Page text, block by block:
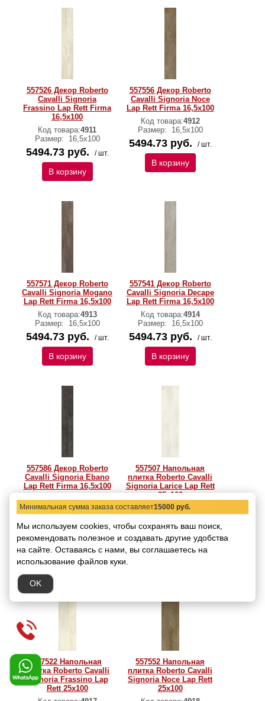
557526 Декор Roberto
Cavalli Signoria
Frassino Lap Rett Firma
16,5x100
Код товара:4911
Размер:
16,5x100
5494.73 руб. / шт.
В корзину
557556 Декор Roberto
Cavalli Signoria Noce
Lap Rett Firma 16,5x100
Код товара:4912
Размер:
16,5x100
5494.73 руб. / шт.
В корзину
557571 Декор Roberto
Cavalli Signoria Mogano
Lap Rett Firma 16,5x100
Код товара:4913
Размер:
16,5x100
5494.73 руб. / шт.
В корзину
557541 Декор Roberto
Cavalli Signoria Decape
Lap Rett Firma 16,5x100
Код товара:4914
Размер:
16,5x100
5494.73 руб. / шт.
В корзину
557586 Декор Roberto
Cavalli Signoria Ebano
Lap Rett Firma 16,5x100
Код товара:4915
Размер:16,5x100
/ шт.
В корзину
557507 Напольная
плитка Roberto Cavalli
Signoria Larice Lap Rett
25x100
Код товара:4916
Размер:25x100
8459.71 руб. / кв.м
В корзину
557522 Напольная
плитка Roberto Cavalli
Signoria Frassino Lap
Rett 25x100
557552 Напольная
плитка Roberto Cavalli
Signoria Noce Lap Rett
25x100
Минимальная сумма заказа составляет15000 руб.
Мы используем cookies, чтобы сохранять ваш поиск,
рекомендовать полезное и создавать другие удобства
на сайте. Оставаясь с нами, вы соглашаетесь на
использование файлов куки.
OK